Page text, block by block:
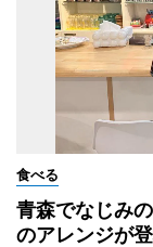
食べる
青森でなじみ
のアレンジが